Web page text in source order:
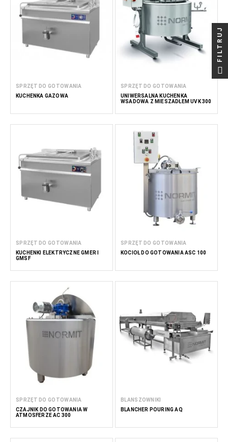
SPRZĘT DO GOTOWANIA
KUCHENKA GAZOWA
SPRZĘT DO GOTOWANIA
UNIWERSALNA KUCHENKA
WSADOWA Z MIESZADŁEM UVK 300
SPRZĘT DO GOTOWANIA
KUCHENKI ELEKTRYCZNE GMER I
GMSF
SPRZĘT DO GOTOWANIA
KOCIOŁ DO GOTOWANIA ASC 100
SPRZĘT DO GOTOWANIA
CZAJNIK DO GOTOWANIA W
ATMOSFERZE AC 300
BLANSZOWNIKI
BLANCHER POURING AQ
FILTRUJ